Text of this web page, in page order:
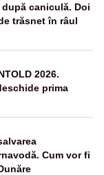
după caniculă. Doi
trăsnet în râul
2026.
prima
Cum vor fi